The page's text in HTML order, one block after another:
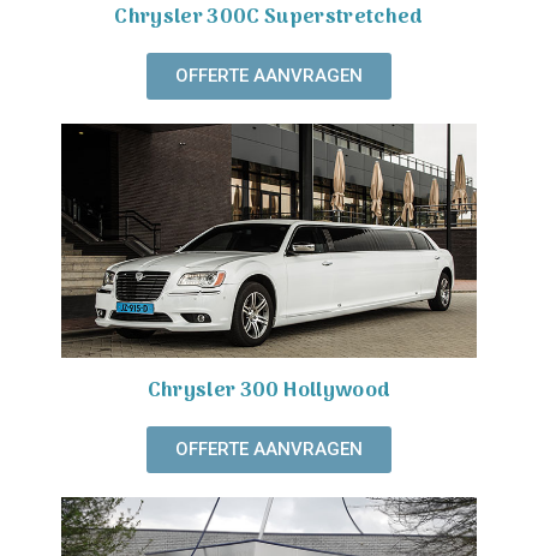
Chrysler 300C Superstretched
OFFERTE AANVRAGEN
Chrysler 300 Hollywood
OFFERTE AANVRAGEN